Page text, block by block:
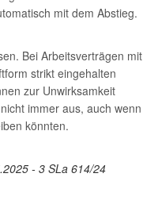
mit dem Abstieg.
Bei Arbeitsverträgen mit
strikt eingehalten
zur Unwirksamkeit
immer aus, auch wenn
könnten.
- 3 SLa 614/24